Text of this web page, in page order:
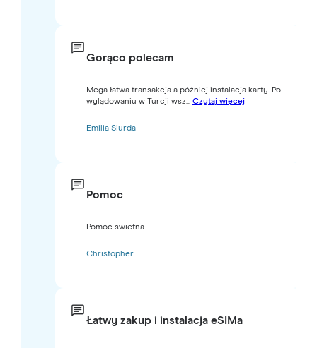
Gorąco polecam
Mega łatwa transakcja a później instalacja karty. Po
wylądowaniu w Turcji wsz... Czytaj więcej
Emilia Siurda
Pomoc
Pomoc świetna
Christopher
Łatwy zakup i instalacja eSIMa